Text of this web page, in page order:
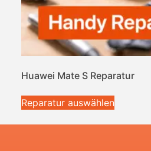
Huawei Mate S Reparatur
Reparatur auswählen